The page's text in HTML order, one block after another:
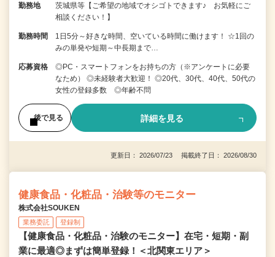
勤務地
茨城県等【ご希望の地域でオシゴトできます♪ お気軽にご
相談ください！】
勤務時間
1日5分～好きな時間、空いている時間に働けます！ ☆1回の
みの単発や短期～中長期まで…
応募資格
◎PC・スマートフォンをお持ちの方（※アンケートに必要
なため） ◎未経験者大歓迎！ ◎20代、30代、40代、50代の
女性の登録多数 ◎年齢不問
後で見る 詳細を見る
更新日： 2026/07/23 掲載終了日： 2026/08/30
健康食品・化粧品・治験等のモニター
株式会社SOUKEN
業務委託 登録制
【健康食品・化粧品・治験のモニター】在宅・短期・副
業に最適◎まずは簡単登録！＜北関東エリア＞